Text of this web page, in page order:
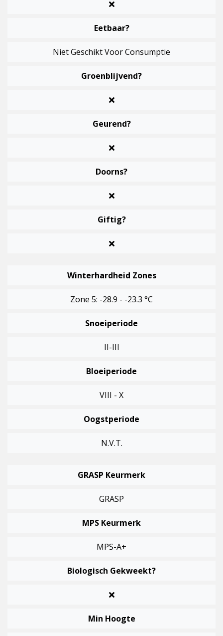
Eetbaar?
Niet Geschikt Voor Consumptie
Groenblijvend?
Geurend?
Doorns?
Giftig?
Winterhardheid Zones
Zone 5: -28.9 - -23.3 °C
Snoeiperiode
II-III
Bloeiperiode
VIII - X
Oogstperiode
N.v.t.
GRASP Keurmerk
GRASP
MPS Keurmerk
MPS-A+
Biologisch Gekweekt?
Min Hoogte